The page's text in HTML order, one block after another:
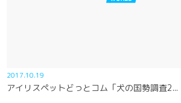
2017.10.19
アイリスペットどっとコム「犬の国勢調査2...